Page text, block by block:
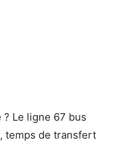
Le ligne 67 bus
temps de transfert